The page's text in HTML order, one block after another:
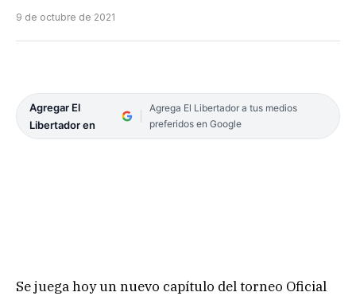
9 de octubre de 2021
Agregar El
Libertador en
Agrega El Libertador a tus medios
preferidos en Google
Se juega hoy un nuevo capítulo del torneo Oficial